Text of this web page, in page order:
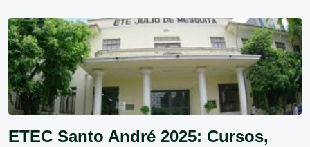
ETEC Santo André 2025: Cursos,